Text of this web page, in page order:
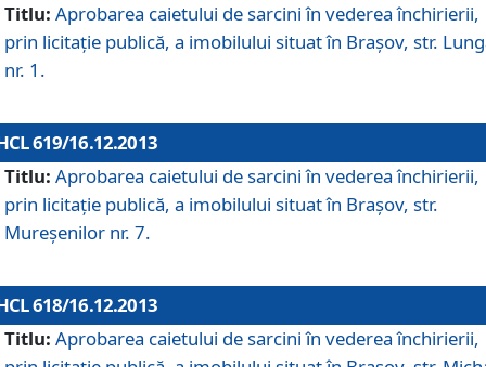
Titlu: Aprobarea caietului de sarcini în vederea închirierii,
prin licitaţie publică, a imobilului situat în Braşov, str.
nr. 1.
619/16.12.2013
Titlu: Aprobarea caietului de sarcini în vederea închirierii,
prin licitaţie publică, a imobilului situat în Braşov, str.
Mureşenilor nr. 7.
618/16.12.2013
Titlu: Aprobarea caietului de sarcini în vederea închirierii,